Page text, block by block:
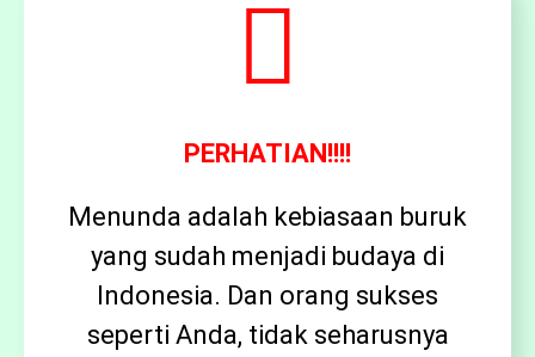
PERHATIAN!!!!
Menunda adalah kebiasaan buruk
yang sudah menjadi budaya di
Indonesia. Dan orang sukses
seperti Anda, tidak seharusnya